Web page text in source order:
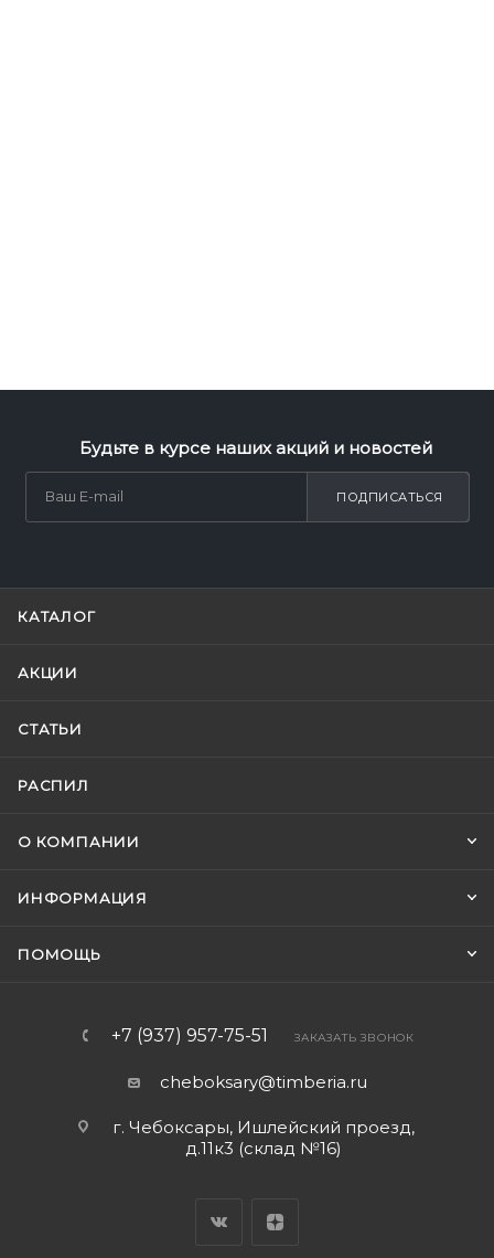
Будьте в курсе наших акций и новостей
ПОДПИСАТЬСЯ
КАТАЛОГ
АКЦИИ
СТАТЬИ
РАСПИЛ
О КОМПАНИИ
ИНФОРМАЦИЯ
ПОМОЩЬ
+7 (937) 957-75-51 ЗАКАЗАТЬ ЗВОНОК
cheboksary@timberia.ru
г. Чебоксары, Ишлейский проезд,
д.11к3 (склад №16)